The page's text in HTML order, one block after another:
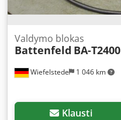
Wiefelstede 1 046 km
Valdymo blokas
Battenfeld BA-T2400
Klausti